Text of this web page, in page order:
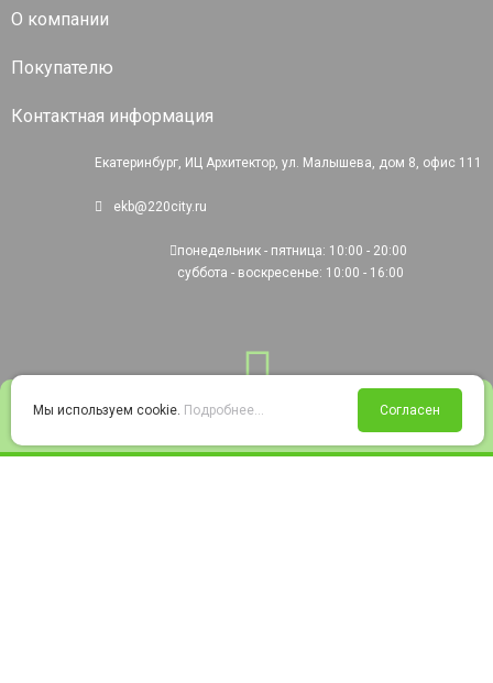
Войти Избранное Корзина
О компании
Покупателю
Контактная информация
Екатеринбург, ИЦ Архитектор, ул. Малышева, дом 8, офис 111
ekb@220city.ru
понедельник - пятница: 10:00 - 20:00
суббота - воскресенье: 10:00 - 16:00
Мы используем cookie. Подробнее... Согласен